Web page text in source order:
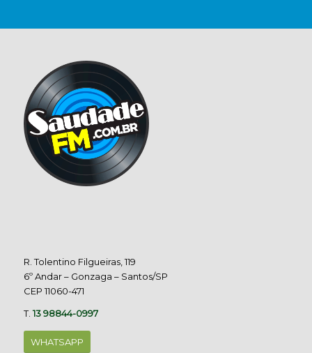
R. Tolentino Filgueiras, 119
6º Andar – Gonzaga – Santos/SP
CEP 11060-471
T.13 98844-0997
WHATSAPP